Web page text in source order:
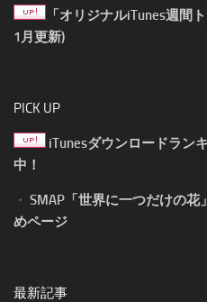
「オリジナルiTunes週間
1月更新)
PICK UP
iTunesダウンロードラン
中！
・ SMAP「世界に一つだけの花
めページ
最新記事